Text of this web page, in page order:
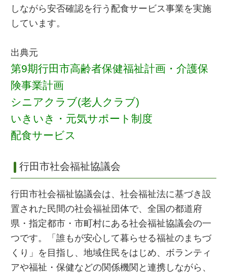
しながら安否確認を行う配食サービス事業を実施
しています。
出典元
第9期行田市高齢者保健福祉計画・介護保
険事業計画
シニアクラブ(老人クラブ)
いきいき・元気サポート制度
配食サービス
行田市社会福祉協議会
行田市社会福祉協議会は、社会福祉法に基づき設
置された民間の社会福祉団体で、全国の都道府
県・指定都市・市町村にある社会福祉協議会の一
つです。「誰もが安心して暮らせる福祉のまちづ
くり」を目指し、地域住民をはじめ、ボランティ
アや福祉・保健などの関係機関と連携しながら、